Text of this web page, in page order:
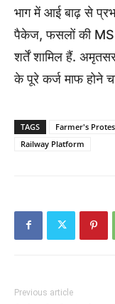
भाग में आई बाढ़ से
पैकेज, फसलों की
शर्तें शामिल हैं.
के पूरे कर्ज माफ होने
TAGS Farmer's
Railway Platform
Previous article